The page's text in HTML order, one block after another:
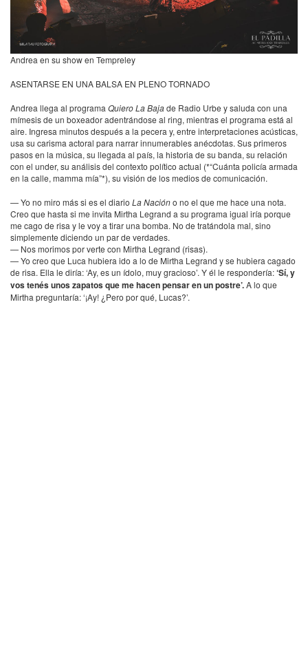
Andrea en su show en Tempreley
ASENTARSE EN UNA BALSA EN PLENOTORNADO
Andrea llega al programa Quiero La Bajade Radio Urbe y saluda con una
mímesis de un boxeador adentrándose al ring, mientras el programa está al
aire. Ingresa minutos después a la pecera y, entre interpretaciones acústicas,
usa su carisma actoral para narrar innumerables anécdotas. Sus primeros
pasos en la música, su llegada al país, la historia de su banda, su relación
con el under, su análisis del contexto político actual (*“Cuánta policía armada
en la calle, mamma mía”*), su visión de los medios de comunicación.
— Yo no miro más si es el diario La Nacióno no el que me hace una nota.
Creo que hasta si me invita Mirtha Legrand a su programa igual iría porque
me cago de risa y le voy a tirar una bomba. No de tratándola mal, sino
simplemente diciendo un par de verdades.
— Nos morimos por verte con Mirtha Legrand (risas).
— Yo creo que Luca hubiera ido a lo de Mirtha Legrand y se hubiera cagado
de risa. Ella le diría: ‘Ay, es un ídolo, muy gracioso’. Y él le respondería:‘Sí, y
vos tenés unos zapatos que me hacen pensar en un postre’.A lo que
Mirtha preguntaría: ‘¡Ay! ¿Pero por qué, Lucas?’.